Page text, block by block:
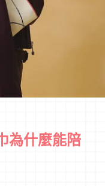
為什麼能陪